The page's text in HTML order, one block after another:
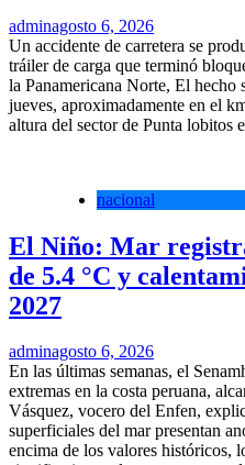
adminagosto 6, 2026
Un accidente de carretera se
tráiler de carga que terminó
la Panamericana Norte, El hecho
jueves, aproximadamente en el
altura del sector de Punta lobitos
nacional
El Niño: Mar
de 5.4 °C y
2027
adminagosto 6, 2026
En las últimas semanas, el
extremas en la costa peruana,
Vásquez, vocero del Enfen,
superficiales del mar presentan
encima de los valores históricos,